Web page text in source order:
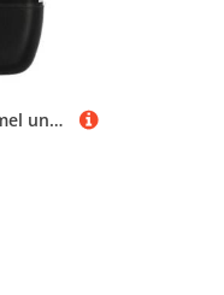
Ag+ Farbe gegen Schimmel und Schadstoffe, chlorfreie Anti-Schimmel-Farbe (1 L)